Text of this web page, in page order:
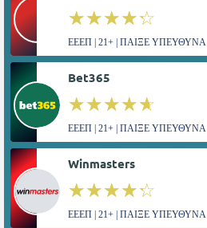
☆☆☆☆☆
★★★★★
ΕΕΕΠ | 21+ | ΠΑΙΞΕ ΥΠΕΥΘΥΝΑ
Bet365
☆☆☆☆☆
★★★★★
ΕΕΕΠ | 21+ | ΠΑΙΞΕ ΥΠΕΥΘΥΝΑ
Winmasters
☆☆☆☆☆
★★★★★
ΕΕΕΠ | 21+ | ΠΑΙΞΕ ΥΠΕΥΘΥΝΑ